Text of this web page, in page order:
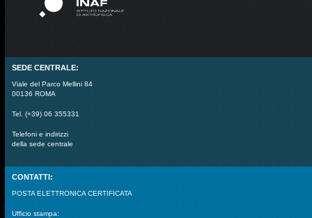
SEDE CENTRALE:
Viale del Parco Mellini 84
00136 ROMA
Tel. (+39) 06 355331
Telefoni e indirizzi
della sede centrale
CONTATTI:
POSTA ELETTRONICA CERTIFICATA
Ufficio stampa: